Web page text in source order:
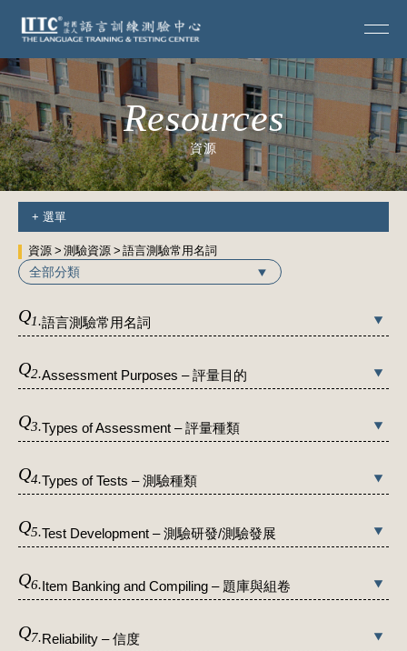
Resources
資源
+ 選單
資源 測驗資源 語言測驗常用名詞
全部分類
Q1.語言測驗常用名詞
Q2.Assessment Purposes – 評量目的
Q3.Types of Assessment – 評量種類
Q4.Types of Tests – 測驗種類
Q5.Test Development – 測驗研發/測驗發展
Q6.Item Banking and Compiling – 題庫與組卷
Q7.Reliability – 信度